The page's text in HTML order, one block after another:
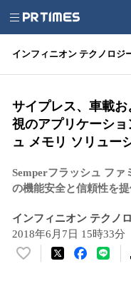
インフィニオン テクノロジ
サイプレス、車載
視のアプリケーシ
ュ メモリ ソリュー
Semperフラッシュ ファ
の機能安全と信頼性を
インフィニオン テクノ
2018年6月7日 15時33分
い